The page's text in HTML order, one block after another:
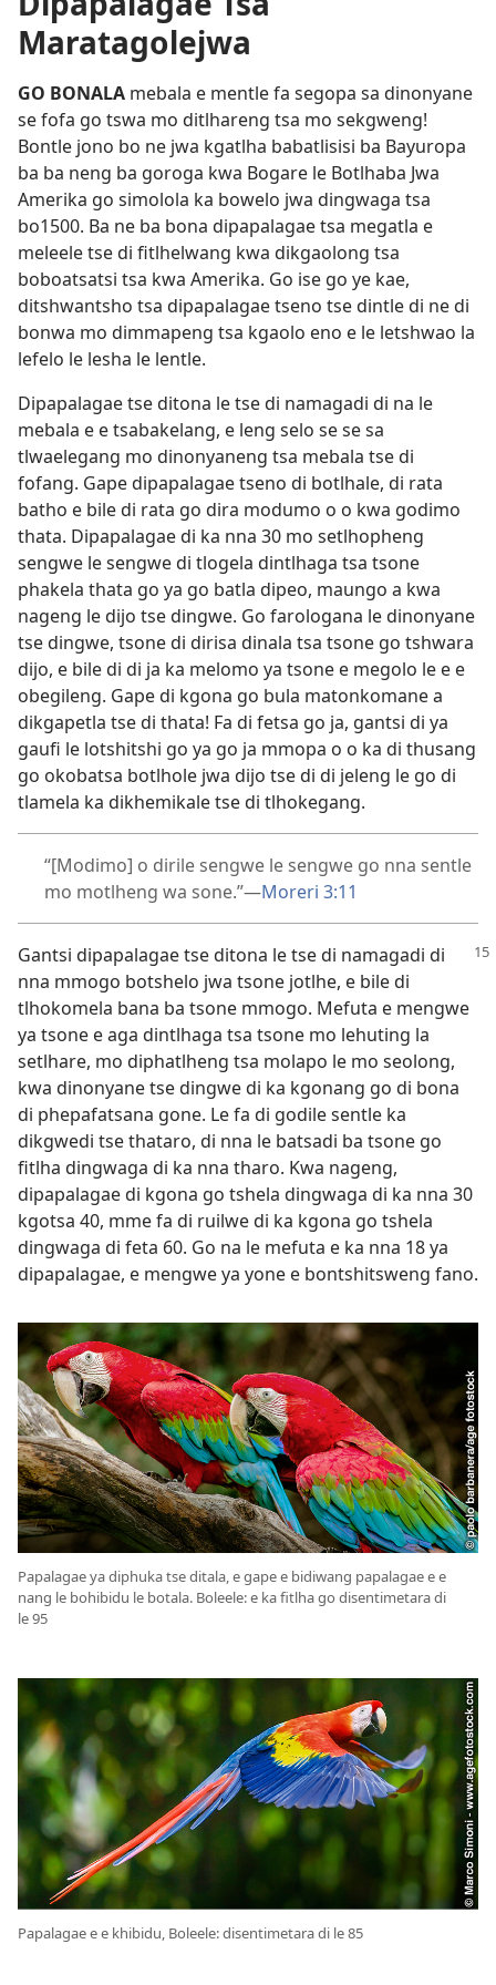
Maratagolejwa
GO BONALA mebala e mentle fa segopa sa dinonyane
se fofa go tswa mo ditlhareng tsa mo sekgweng!
Bontle jono bo ne jwa kgatlha babatlisisi ba Bayuropa
ba ba neng ba goroga kwa Bogare le Botlhaba Jwa
Amerika go simolola ka bowelo jwa dingwaga tsa
bo1500. Ba ne ba bona dipapalagae tsa megatla e
meleele tse di fitlhelwang kwa dikgaolong tsa
boboatsatsi tsa kwa Amerika. Go ise go ye kae,
ditshwantsho tsa dipapalagae tseno tse dintle di ne di
bonwa mo dimmapeng tsa kgaolo eno e le letshwao la
lefelo le lesha le lentle.
Dipapalagae tse ditona le tse di namagadi di na le
mebala e e tsabakelang, e leng selo se se sa
tlwaelegang mo dinonyaneng tsa mebala tse di
fofang. Gape dipapalagae tseno di botlhale, di rata
batho e bile di rata go dira modumo o o kwa godimo
thata. Dipapalagae di ka nna 30 mo setlhopheng
sengwe le sengwe di tlogela dintlhaga tsa tsone
phakela thata go ya go batla dipeo, maungo a kwa
nageng le dijo tse dingwe. Go farologana le dinonyane
tse dingwe, tsone di dirisa dinala tsa tsone go tshwara
dijo, e bile di di ja ka melomo ya tsone e megolo le e e
obegileng. Gape di kgona go bula matonkomane a
dikgapetla tse di thata! Fa di fetsa go ja, gantsi di ya
gaufi le lotshitshi go ya go ja mmopa o o ka di thusang
go okobatsa botlhole jwa dijo tse di di jeleng le go di
tlamela ka dikhemikale tse di tlhokegang.
“[Modimo] o dirile sengwe le sengwe go nna sentle
mo motlheng wa sone.”—Moreri 3:11
Gantsi dipapalagae tse ditona le tse di namagadi di
nna mmogo botshelo jwa tsone jotlhe, e bile di
tlhokomela bana ba tsone mmogo. Mefuta e mengwe
ya tsone e aga dintlhaga tsa tsone mo lehuting la
setlhare, mo diphatlheng tsa molapo le mo seolong,
kwa dinonyane tse dingwe di ka kgonang go di bona
di phepafatsana gone. Le fa di godile sentle ka
dikgwedi tse thataro, di nna le batsadi ba tsone go
fitlha dingwaga di ka nna tharo. Kwa nageng,
dipapalagae di kgona go tshela dingwaga di ka nna 30
kgotsa 40, mme fa di ruilwe di ka kgona go tshela
dingwaga di feta 60. Go na le mefuta e ka nna 18 ya
dipapalagae, e mengwe ya yone e bontshitsweng fano.
Papalagae ya diphuka tse ditala, e gape e bidiwang papalagae e e
nang le bohibidu le botala. Boleele: e ka fitlha go disentimetara di
le 95
Papalagae e e khibidu, Boleele: disentimetara di le 85